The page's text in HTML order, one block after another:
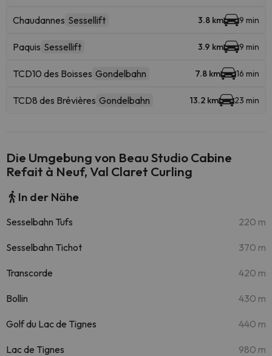
Chaudannes Sessellift 3.8 km 9 min
Paquis Sessellift 3.9 km 9 min
TCD10 des Boisses Gondelbahn 7.8 km 16 min
TCD8 des Brévières Gondelbahn 13.2 km 23 min
Die Umgebung von Beau Studio Cabine
Refait à Neuf, Val Claret Curling
In der Nähe
Sesselbahn Tufs 220 m
Sesselbahn Tichot 370 m
Transcorde 420 m
Bollin 430 m
Golf du Lac de Tignes 440 m
Lac de Tignes 980 m